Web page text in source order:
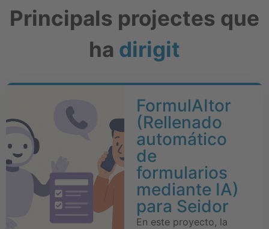
Principals projectes que
ha dirigit
FormulAItor
(Rellenado
automático
de
formularios
mediante IA)
para Seidor
En este proyecto, la